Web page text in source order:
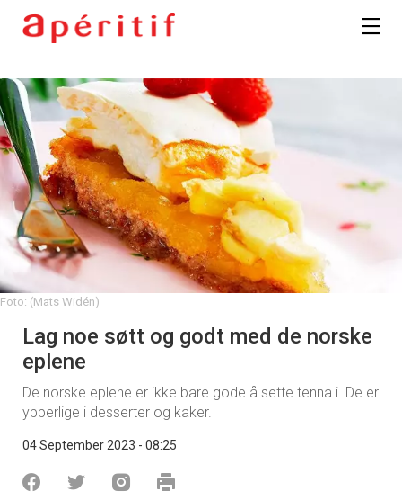
Foto: (Mats Widén)
Lag noe søtt og godt med de norske
eplene
De norske eplene er ikke bare gode å sette tenna i. De er
ypperlige i desserter og kaker.
04 September 2023 - 08:25